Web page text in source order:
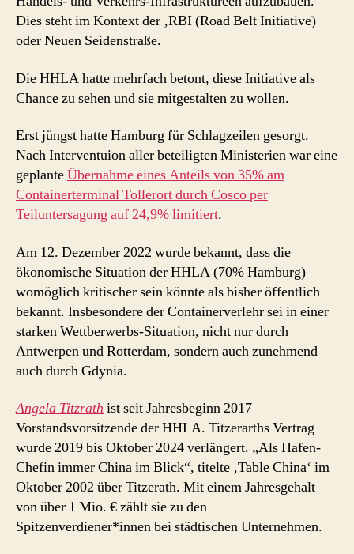
Dies steht im Kontext der ‚RBI (Road Belt Initiative)
oder Neuen Seidenstraße.
Die HHLA hatte mehrfach betont, diese Initiative als
Chance zu sehen und sie mitgestalten zu wollen.
Erst jüngst hatte Hamburg für Schlagzeilen gesorgt.
Nach Interventuion aller beteiligten Ministerien war eine
geplanteÜbernahme eines Anteils von 35% am
Containerterminal Tollerort durch Cosco per
Teiluntersagung auf 24,9% limitiert.
Am 12. Dezember 2022 wurde bekannt, dass die
ökonomische Situation der HHLA (70% Hamburg)
womöglich kritischer sein könnte als bisher öffentlich
bekannt. Insbesondere der Containerverlehr sei in einer
starken Wettberwerbs-Situation, nicht nur durch
Antwerpen und Rotterdam, sondern auch zunehmend
auch durch Gdynia.
Angela Titzrath ist seit Jahresbeginn 2017
Vorstandsvorsitzende der HHLA. Titzerarths Vertrag
wurde 2019 bis Oktober 2024 verlängert. „Als Hafen-
Chefin immer China im Blick“, titelte ‚Table China‘ im
Oktober 2002 über Titzerath. Mit einem Jahresgehalt
von über 1 Mio. € zählt sie zu den
Spitzenverdiener*innen bei städtischen Unternehmen.